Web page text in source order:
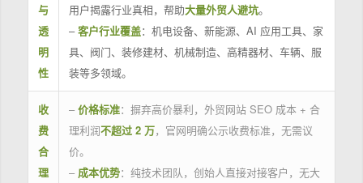
与
透
明
性
用户揭露行业真相，帮助大量外贸人避坑。
–客户行业覆盖：机电设备、新能源、AI 应用工具、家
具、阀门、装修建材、机械制造、高精器材、车辆、服
装等多领域。
收
费
合
理
– 价格标准：摒弃高价暴利，外贸网站 SEO 成本 + 合
理利润不超过 2 万，官网明确公示收费标准，无需议
价。
– 成本优势：纯技术团队，创始人直接对接客户，无大